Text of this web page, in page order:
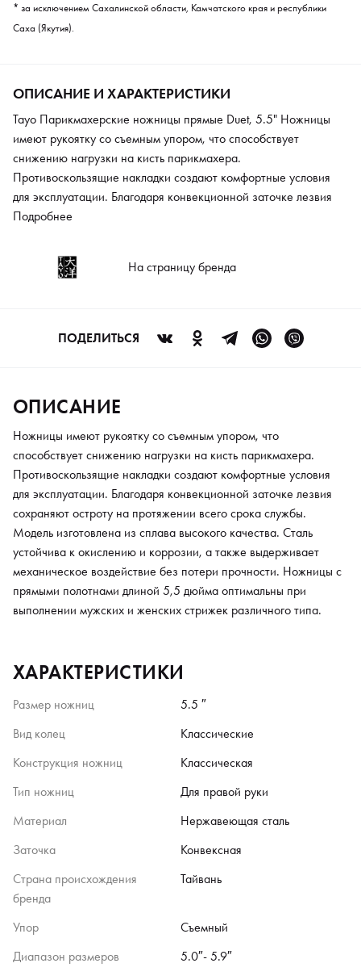
* за исключением Сахалинской области, Камчатского края и республики
Саха (Якутия).
ОПИСАНИЕ И ХАРАКТЕРИСТИКИ
Tayo Парикмахерские ножницы прямые Duet, 5.5" Ножницы
имеют рукоятку со съемным упором, что способствует
снижению нагрузки на кисть парикмахера.
Противоскользящие накладки создают комфортные условия
для эксплуатации. Благодаря конвекционной заточке лезвия
сохраняют остроту на протяжении всего срока службы.
устойчива к окислению и коррозии, а также выдерживает
механическое воздействие без потери прочности. Ножницы с
Подробнее
На страницу бренда
ПОДЕЛИТЬСЯ
ОПИСАНИЕ
Ножницы имеют рукоятку со съемным упором, что
способствует снижению нагрузки на кисть парикмахера.
Противоскользящие накладки создают комфортные условия
для эксплуатации. Благодаря конвекционной заточке лезвия
сохраняют остроту на протяжении всего срока службы.
Модель изготовлена из сплава высокого качества. Сталь
устойчива к окислению и коррозии, а также выдерживает
механическое воздействие без потери прочности. Ножницы с
прямыми полотнами длиной 5,5 дюйма оптимальны при
выполнении мужских и женских стрижек различного типа.
ХАРАКТЕРИСТИКИ
Размер ножниц
5.5 ″
Вид колец
Классические
Конструкция ножниц
Классическая
Тип ножниц
Для правой руки
Материал
Нержавеющая сталь
Заточка
Конвексная
Страна происхождения
бренда
Тайвань
Упор
Съемный
Диапазон размеров
5.0″- 5.9″